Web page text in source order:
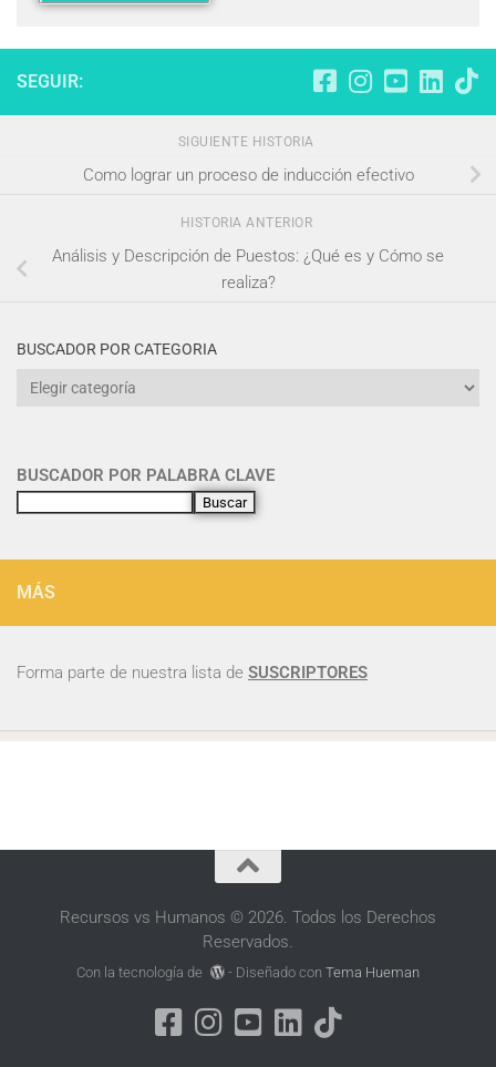
SEGUIR:
SIGUIENTE HISTORIA
Como lograr un proceso de inducción efectivo
HISTORIA ANTERIOR
Análisis y Descripción de Puestos: ¿Qué es y Cómo se
realiza?
BUSCADOR POR CATEGORIA
BUSCADOR POR PALABRA CLAVE
Buscar
MÁS
Forma parte de nuestra lista de SUSCRIPTORES
Recursos vs Humanos © 2026. Todos los Derechos
Reservados.
Con la tecnología de - Diseñado con Tema Hueman